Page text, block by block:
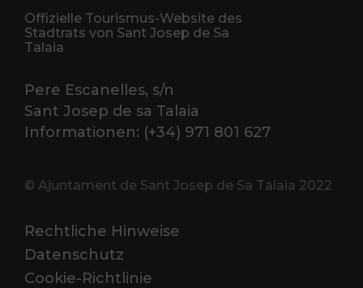
Offizielle Tourismus-Website des
Stadtrats von Sant Josep de Sa
Talaia
Pere Escanelles, s/n
Sant Josep de sa Talaia
Informationen: (+34) 971 801 627
© Ajuntament de Sant Josep de Sa Talaia 2022
Rechtliche Hinweise
Datenschutz
Cookie-Richtlinie